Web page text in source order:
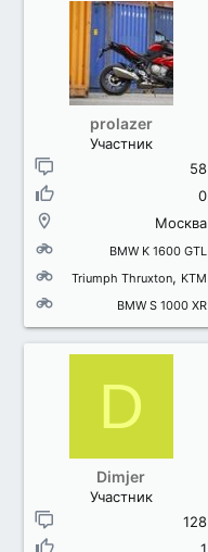
prolazer
Участник
58
0
Москва
BMW K 1600 GTL
Triumph Thruxton
KTM
BMW S 1000 XR
D
Dimjer
Участник
128